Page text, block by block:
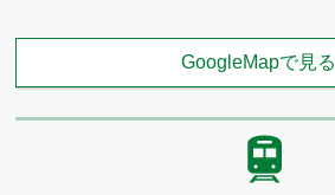
GoogleMapで見る